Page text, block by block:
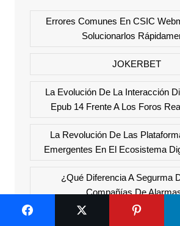
Errores Comunes En CSIC
Solucionarlos
JOKERBET
La Evolución De La Interacción
Epub 14 Frente A Los Foros
La Revolución De Las
Emergentes En El Ecosistema
¿Qué Diferencia A Segurma
Compañías De